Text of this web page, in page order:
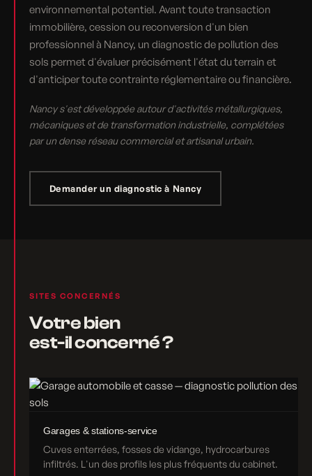
environnemental potentiel. Avant toute transaction
immobilière, cession ou reconversion d'un bien
professionnel à Nancy, un diagnostic de pollution des
sols permet d'évaluer précisément l'état du terrain et
d'anticiper toute contrainte réglementaire ou financière.
Nancy s'est développée autour d'activités métallurgiques,
mécaniques et de transformation industrielle, complétées
par un dense réseau commercial et artisanal urbain.
Demander un diagnostic à Nancy
SITES CONCERNÉS
Votre bien
est-il concerné ?
Garages & stations-service
Cuves enterrées, fosses de vidange, hydrocarbures
infiltrés. L'un des profils les plus fréquents du cabinet.